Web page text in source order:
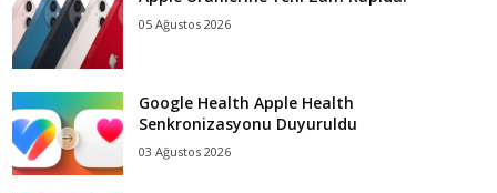
05 Ağustos 2026
Google Health Apple Health
Senkronizasyonu Duyuruldu
03 Ağustos 2026